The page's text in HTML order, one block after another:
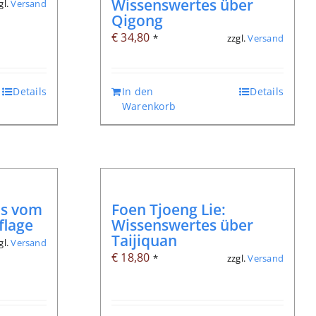
Versand
Details
Wissenswertes über
Qigong
€34,80 * zzgl.Versand
In den
Warenkorb
Details
vom
Versand
Foen Tjoeng Lie:
Wissenswertes über
Taijiquan
€ 18,80 * zzgl.Versand